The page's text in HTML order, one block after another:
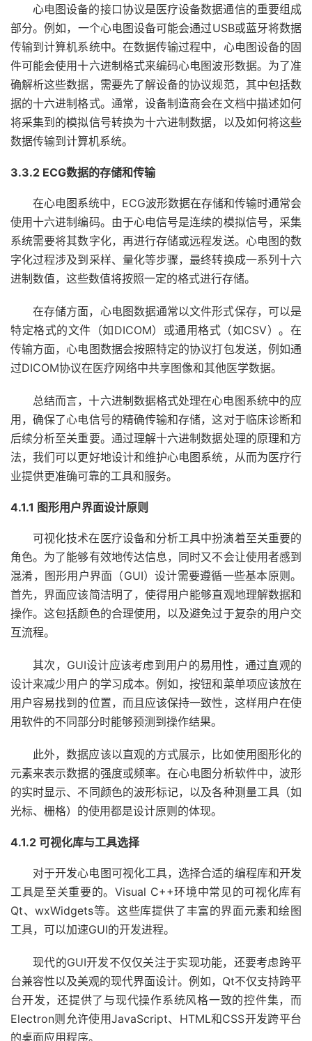
心电图设备的接口协议是医疗设备数据通信的重要组成
部分。例如，一个心电图设备可能会通过USB或蓝牙将数据
传输到计算机系统中。在数据传输过程中，心电图设备的固
件可能会使用十六进制格式来编码心电图波形数据。为了准
确解析这些数据，需要先了解设备的协议规范，其中包括数
据的十六进制格式。通常，设备制造商会在文档中描述如何
将采集到的模拟信号转换为十六进制数据，以及如何将这些
数据传输到计算机系统。
3.3.2 ECG数据的存储和传输
在心电图系统中，ECG波形数据在存储和传输时通常会
使用十六进制编码。由于心电信号是连续的模拟信号，采集
系统需要将其数字化，再进行存储或远程发送。心电图的数
字化过程涉及到采样、量化等步骤，最终转换成一系列十六
进制数值，这些数值将按照一定的格式进行存储。
在存储方面，心电图数据通常以文件形式保存，可以是
特定格式的文件（如DICOM）或通用格式（如CSV）。在
传输方面，心电图数据会按照特定的协议打包发送，例如通
过DICOM协议在医疗网络中共享图像和其他医学数据。
总结而言，十六进制数据格式处理在心电图系统中的应
用，确保了心电信号的精确传输和存储，这对于临床诊断和
后续分析至关重要。通过理解十六进制数据处理的原理和方
法，我们可以更好地设计和维护心电图系统，从而为医疗行
业提供更准确可靠的工具和服务。
4.1.1 图形用户界面设计原则
可视化技术在医疗设备和分析工具中扮演着至关重要的
角色。为了能够有效地传达信息，同时又不会让使用者感到
混淆，图形用户界面（GUI）设计需要遵循一些基本原则。
首先，界面应该简洁明了，使得用户能够直观地理解数据和
操作。这包括颜色的合理使用，以及避免过于复杂的用户交
互流程。
其次，GUI设计应该考虑到用户的易用性，通过直观的
设计来减少用户的学习成本。例如，按钮和菜单项应该放在
用户容易找到的位置，而且应该保持一致性，这样用户在使
用软件的不同部分时能够预测到操作结果。
此外，数据应该以直观的方式展示，比如使用图形化的
元素来表示数据的强度或频率。在心电图分析软件中，波形
的实时显示、不同颜色的波形标记，以及各种测量工具（如
光标、栅格）的使用都是设计原则的体现。
4.1.2 可视化库与工具选择
对于开发心电图可视化工具，选择合适的编程库和开发
工具是至关重要的。Visual C++环境中常见的可视化库有
Qt、wxWidgets等。这些库提供了丰富的界面元素和绘图
工具，可以加速GUI的开发进程。
现代的GUI开发不仅仅关注于实现功能，还要考虑跨平
台兼容性以及美观的现代界面设计。例如，Qt不仅支持跨平
台开发，还提供了与现代操作系统风格一致的控件集，而
Electron则允许使用JavaScript、HTML和CSS开发跨平台
的桌面应用程序。